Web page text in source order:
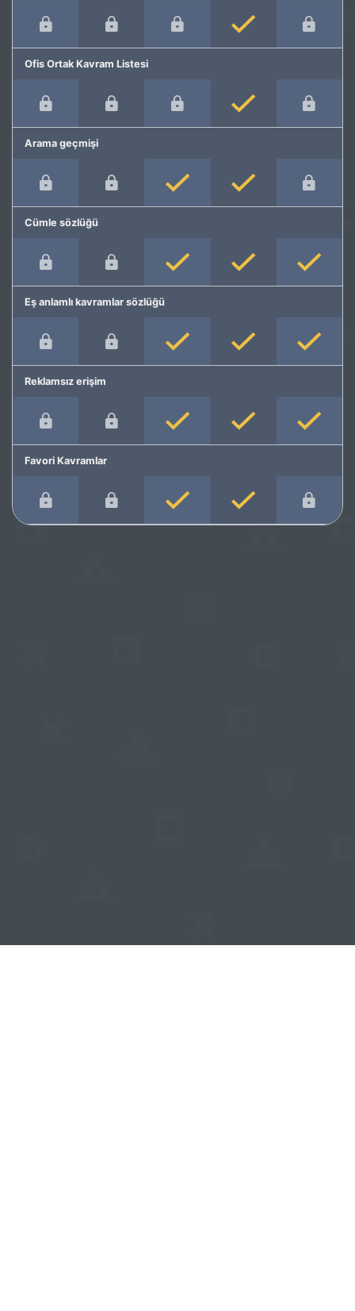
Ofis Ortak Kavram Listesi
Arama geçmişi
Cümle sözlüğü
Eş anlamlı kavramlar sözlüğü
Reklamsız erişim
Favori Kavramlar